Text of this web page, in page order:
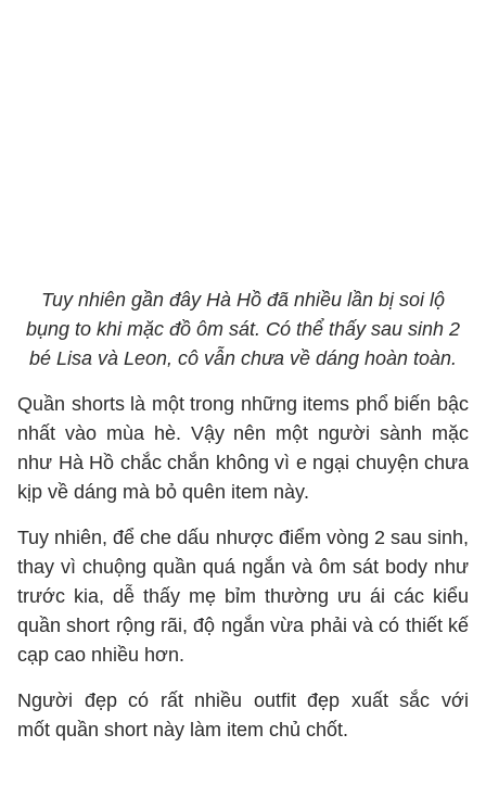
Tuy nhiên gần đây Hà Hồ đã nhiều lần bị soi lộ
bụng to khi mặc đồ ôm sát. Có thể thấy sau sinh 2
bé Lisa và Leon, cô vẫn chưa về dáng hoàn toàn.
Quần shorts là một trong những items phổ biến bậc
nhất vào mùa hè. Vậy nên một người sành mặc
như Hà Hồ chắc chắn không vì e ngại chuyện chưa
kịp về dáng mà bỏ quên item này.
Tuy nhiên, để che dấu nhược điểm vòng 2 sau sinh,
thay vì chuộng quần quá ngắn và ôm sát body như
trước kia, dễ thấy mẹ bỉm thường ưu ái các kiểu
quần short rộng rãi, độ ngắn vừa phải và có thiết kế
cạp cao nhiều hơn.
Người đẹp có rất nhiều outfit đẹp xuất sắc với
mốt quần short này làm item chủ chốt.